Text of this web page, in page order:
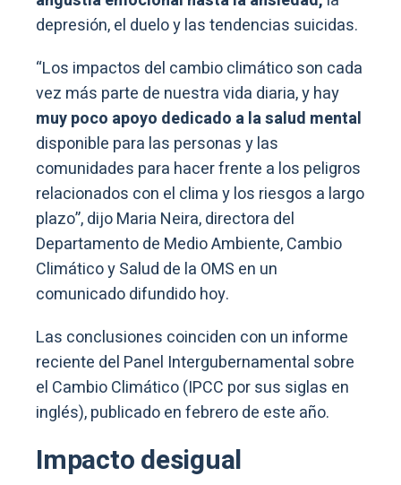
depresión, el duelo y las tendencias suicidas.
“Los impactos del cambio climático son cada
vez más parte de nuestra vida diaria, y hay
muy poco apoyo dedicado a la salud mental
disponible para las personas y las
comunidades para hacer frente a los peligros
relacionados con el clima y los riesgos a largo
plazo”, dijo Maria Neira, directora del
Departamento de Medio Ambiente, Cambio
Climático y Salud de la OMS en un
comunicado difundido hoy.
Las conclusiones coinciden con un informe
reciente del Panel Intergubernamental sobre
el Cambio Climático (IPCC por sus siglas en
inglés), publicado en febrero de este año.
Impacto desigual